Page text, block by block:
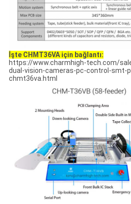
İşte CHMT36VA için bağlantı:
https://www.charmhigh-tech.com/
dual-vision-cameras-pc-control-smt-
chmt36va.html